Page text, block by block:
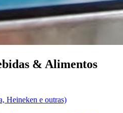
& Alimentos
Heineken e outras)